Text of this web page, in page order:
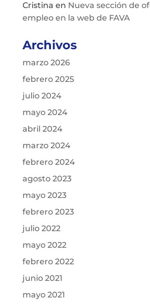
Cristina en Nueva sección de
empleo en la web de FAVA
Archivos
marzo 2026
febrero 2025
julio 2024
mayo 2024
abril 2024
marzo 2024
febrero 2024
agosto 2023
mayo 2023
febrero 2023
julio 2022
mayo 2022
febrero 2022
junio 2021
mayo 2021